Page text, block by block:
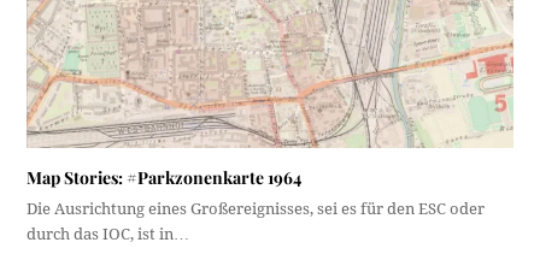
Map Stories: #Parkzonenkarte 1964
Die Ausrichtung eines Großereignisses, sei es für den ESC oder
durch das IOC, ist in…